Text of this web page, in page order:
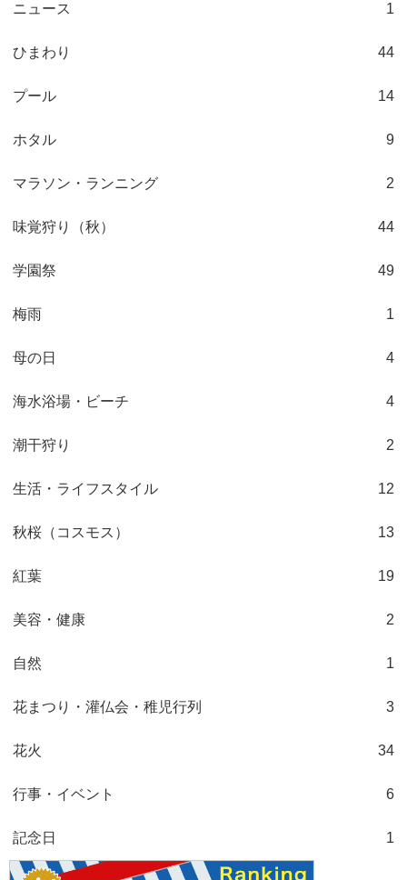
ニュース 1
ひまわり 44
プール 14
ホタル 9
マラソン・ランニング 2
味覚狩り（秋） 44
学園祭 49
梅雨 1
母の日 4
海水浴場・ビーチ 4
潮干狩り 2
生活・ライフスタイル 12
秋桜（コスモス） 13
紅葉 19
美容・健康 2
自然 1
花まつり・灌仏会・稚児行列 3
花火 34
行事・イベント 6
記念日 1